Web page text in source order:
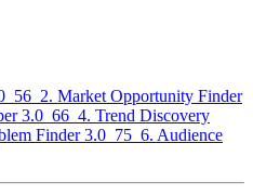
56 2. Market Opportunity Finder
3.0 66 4. Trend Discovery
Finder 3.0 75 6. Audience